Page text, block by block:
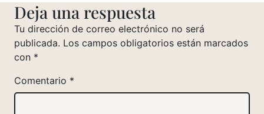
Deja una respuesta
Tu dirección de correo electrónico no será
publicada. Los campos obligatorios están marcados
con *
Comentario *